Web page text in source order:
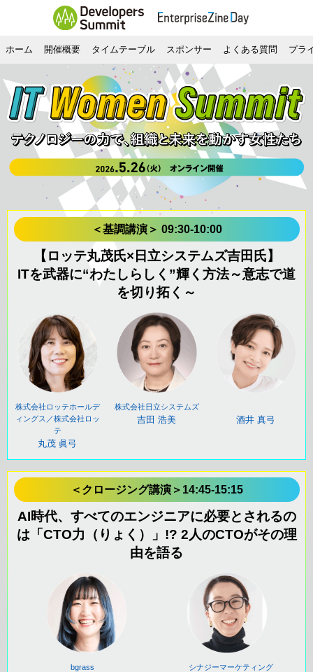
ホーム 開催概要 タイムテーブル スポンサー よくある質問 プラ
＜基調講演＞ 09:30-10:00
【ロッテ丸茂氏×日立システムズ吉田氏】
ITを武器に“わたしらしく”輝く方法～意志で道
を切り拓く～
株式会社ロッテホールデ
ィングス／株式会社ロッ
テ
丸茂 眞弓
株式会社日立システムズ
吉田 浩美 酒井 真弓
＜クロージング講演＞14:45-15:15
AI時代、すべてのエンジニアに必要とされるの
は「CTO力（りょく）」!? 2人のCTOがその理
由を語る
bgrass シナジーマーケティング